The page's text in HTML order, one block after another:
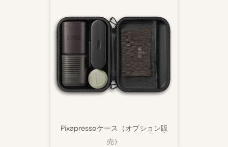
Pixapressoケース（オプション販
売）